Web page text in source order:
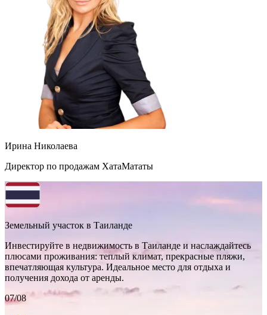
Ирина Николаева
Директор по продажам ХатаМататы
Земельный участок в Таиланде
Инвестируйте в недвижимость в Таиланде и наслаждайтесь
плюсами проживания: теплый климат, прекрасные пляжи,
впечатляющая культура. Идеальное место для отдыха и
получения дохода от аренды.
07/08